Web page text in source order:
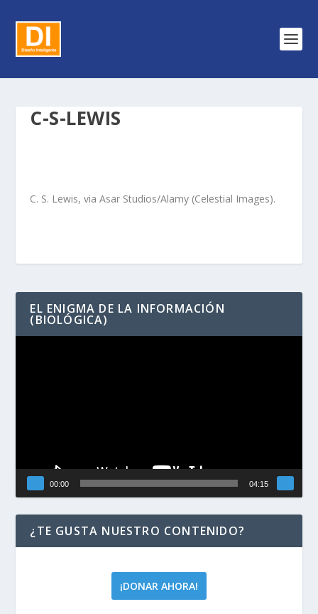
C-S-LEWIS
C. S. Lewis, via Asar Studios/Alamy (Celestial Images).
EL ENIGMA DE LA INFORMACIÓN
(BIOLÓGICA)
00:00 04:15
¿TE GUSTA NUESTRO CONTENIDO?
¡DONAR AHORA!